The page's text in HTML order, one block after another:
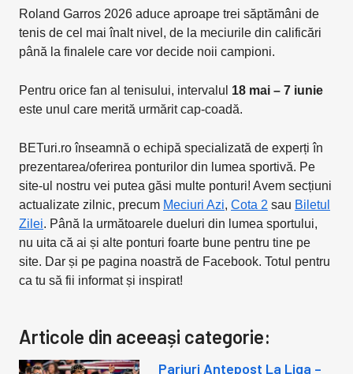
Roland Garros 2026 aduce aproape trei săptămâni de
tenis de cel mai înalt nivel, de la meciurile din calificări
până la finalele care vor decide noii campioni.
Pentru orice fan al tenisului, intervalul 18 mai – 7 iunie
este unul care merită urmărit cap-coadă.
BETuri.ro înseamnă o echipă specializată de experți în
prezentarea/oferirea ponturilor din lumea sportivă. Pe
site-ul nostru vei putea găsi multe ponturi! Avem secțiuni
actualizate zilnic, precum Meciuri Azi, Cota 2 sau Biletul
Zilei. Până la următoarele dueluri din lumea sportului,
nu uita că ai și alte ponturi foarte bune pentru tine pe
site. Dar și pe pagina noastră de Facebook. Totul pentru
ca tu să fii informat și inspirat!
Articole din aceeași categorie:
Pariuri Antepost La Liga –